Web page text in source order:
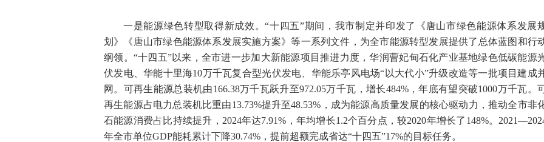
一是能源绿色转型取得新成效。“十四五”期间，我市制定并印发了《唐山市绿色能源体系发展
划》《唐山市绿色能源体系发展实施方案》等一系列文件，为全市能源转型发展提供了总体蓝图和行
纲领。“十四五”以来，全市进一步加大新能源项目推进力度，华润曹妃甸石化产业基地绿色低碳能源
伏发电、华能十里海10万千瓦复合型光伏发电、华能乐亭风电场“以大代小”升级改造等一批项目建成
网。可再生能源总装机由166.38万千瓦跃升至972.05万千瓦，增长484%，年底有望突破1000万千瓦。
再生能源占电力总装机比重由13.73%提升至48.53%，成为能源高质量发展的核心驱动力，推动全市非
石能源消费占比持续提升，2024年达7.91%，年均增长1.2个百分点，较2020年增长了148%。
年全市单位GDP能耗累计下降30.74%，提前超额完成省达“十四五”17%的目标任务。